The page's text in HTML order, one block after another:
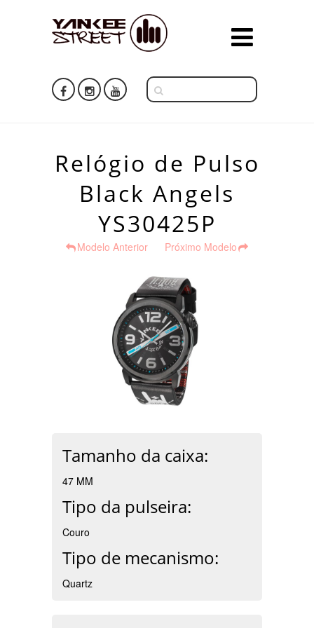
Relógio de Pulso
Black Angels
YS30425P
Modelo Anterior Próximo Modelo
Tamanho da caixa:
47 MM
Tipo da pulseira:
Couro
Tipo de mecanismo:
Quartz